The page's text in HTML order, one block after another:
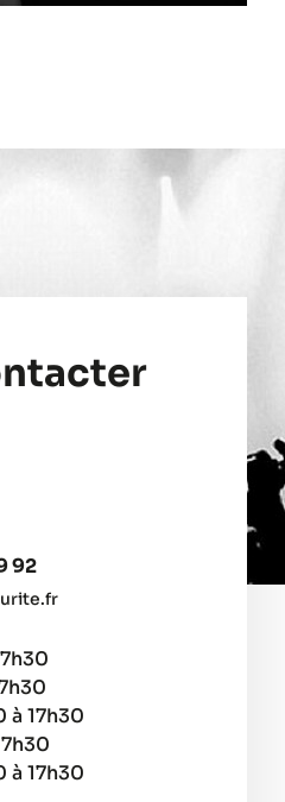
92
à 17h30
à 17h30